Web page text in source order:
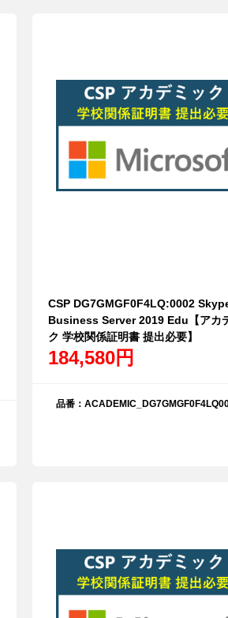
CSP DG7GMGF0F4LQ:0002
Business Server 2019 Edu【アカ
ク 学校関係証明書 提出必要】
184,580円
品番：